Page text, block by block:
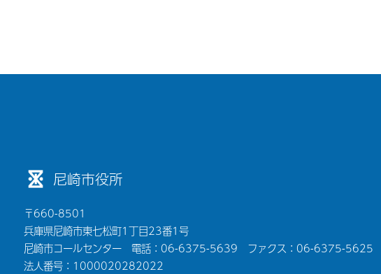
尼崎市役所
〒660-8501
兵庫県尼崎市東七松町1丁目23番1号
尼崎市コールセンター 電話：06-6375-5639 ファクス：06-6375-5625
法人番号：1000020282022